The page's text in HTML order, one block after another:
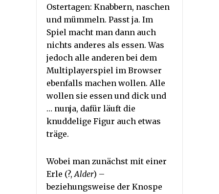
Ostertagen: Knabbern, naschen
und mümmeln. Passt ja. Im
Spiel macht man dann auch
nichts anderes als essen. Was
jedoch alle anderen bei dem
Multiplayerspiel im Browser
ebenfalls machen wollen. Alle
wollen sie essen und dick und
… nunja, dafür läuft die
knuddelige Figur auch etwas
träge.
Wobei man zunächst mit einer
Erle (?,Alder) –
beziehungsweise der Knospe